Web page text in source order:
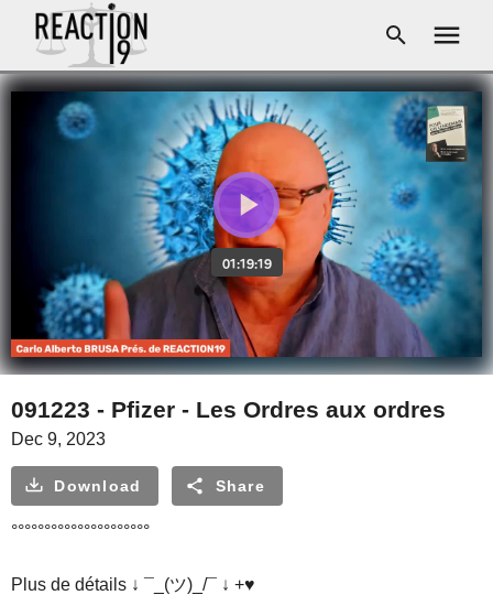
091223 - Pfizer - Les Ordres aux ordres
Dec 9, 2023
Download Share
°°°°°°°°°°°°°°°°°°°°°
Plus de détails ↓ ¯_(ツ)_/¯ ↓ +♥